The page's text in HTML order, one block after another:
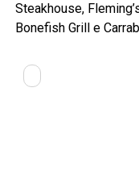
Steakhouse,
Bonefish Grill e